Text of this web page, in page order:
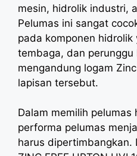
mesin, hidrolik industri,
Pelumas ini sangat
pada komponen hidrolik
tembaga, dan perunggu
mengandung logam
lapisan tersebut.
Dalam memilih
performa pelumas
harus dipertimbangkan.